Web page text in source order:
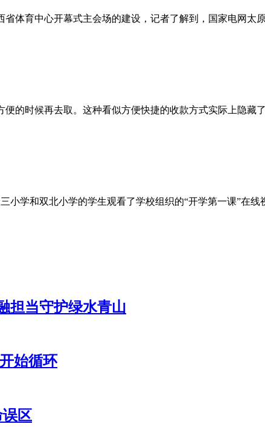
体育中心开幕式主会场的建设，记者了解到，国家电网太
的时候再去取。这种看似方便快捷的收款方式实际上隐藏
小学和双北小学的学生观看了学校组织的“开学第一课”在
担当守护绿水青山
始循环
区